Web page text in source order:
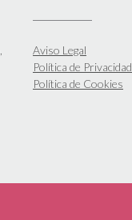
Aviso Legal
Política de Privacidad
Política de Cookies